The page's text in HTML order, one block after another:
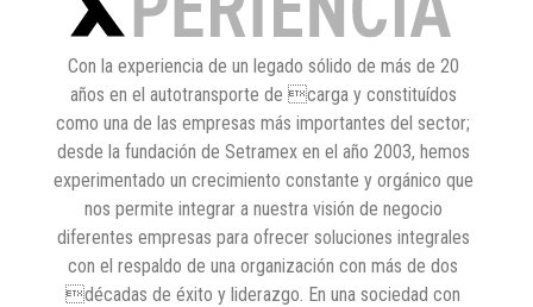
Con la experiencia de un legado sólido de más de 20
años en el autotransporte de carga y constituídos
como una de las empresas más importantes del sector;
desde la fundación de Setramex en el año 2003, hemos
experimentado un crecimiento constante y orgánico que
nos permite integrar a nuestra visión de negocio
diferentes empresas para ofrecer soluciones integrales
con el respaldo de una organización con más de dos
décadas de éxito y liderazgo. En una sociedad con